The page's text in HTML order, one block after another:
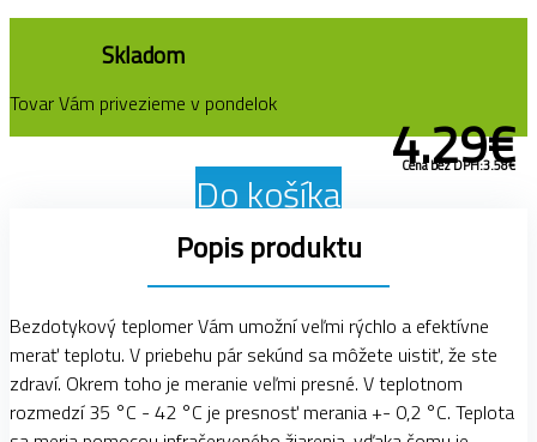
Skladom
Tovar Vám privezieme v pondelok
4.29€
Cena bez DPH:3.58€
Do košíka
Popis produktu
Bezdotykový teplomer Vám umožní veľmi rýchlo a efektívne
merať teplotu. V priebehu pár sekúnd sa môžete uistiť, že ste
zdraví. Okrem toho je meranie veľmi presné. V teplotnom
rozmedzí 35 °C - 42 °C je presnosť merania +- 0,2 °C. Teplota